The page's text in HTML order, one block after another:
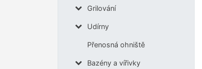
Grilování
Udírny
Přenosná ohniště
Bazény a vířivky